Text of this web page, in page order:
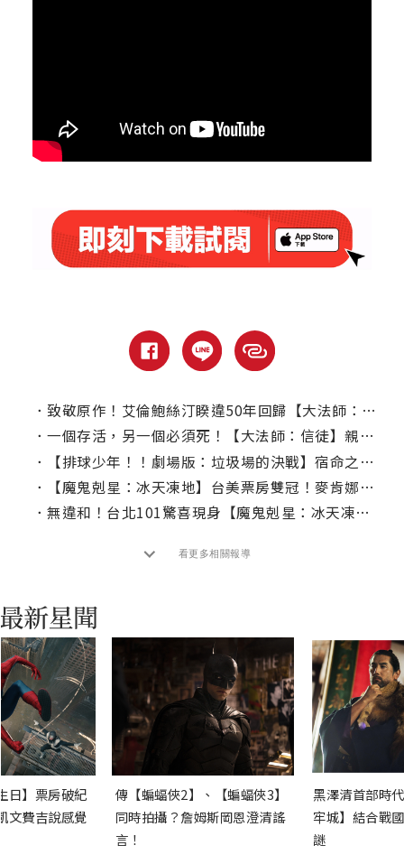
． 致敬原作！艾倫鮑絲汀睽違50年回歸【大法師：信徒】透露接演原因
． 一個存活，另一個必須死！【大法師：信徒】親眼見證邪惡新篇章
．
【排球少年！！劇場版：垃圾場的決戰】宿命之戰夢幻開打！｜本周上線、電視首播推薦
．
【魔鬼剋星：冰天凍地】台美票房雙冠！麥肯娜葛瑞絲甜美造型驚艷各國紅毯
． 無違和！台北101驚喜現身【魔鬼剋星：冰天凍地】海報
看更多相關報導
日】票房破紀
文費吉說感覺
傳【蝙蝠俠2】、【蝙蝠俠3】
同時拍攝？詹姆斯岡恩澄清謠
言！
黑澤清首部時
牢城】結合戰
謎